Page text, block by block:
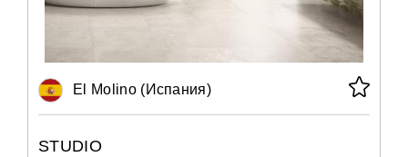
El Molino (Испания)
STUDIO